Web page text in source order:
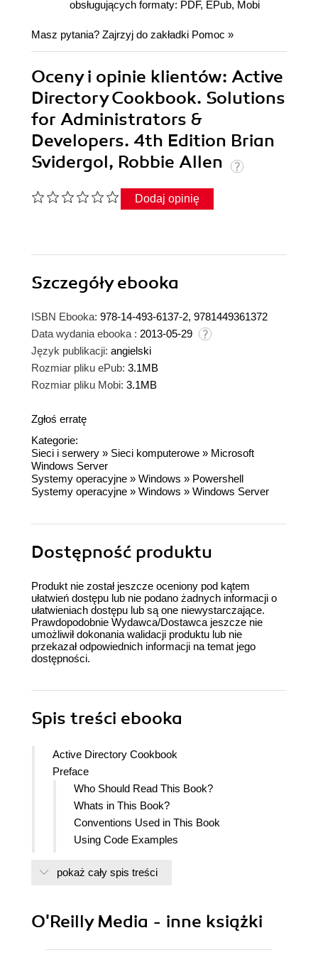
obsługujących formaty: PDF, EPub, Mobi
Masz pytania? Zajrzyj do zakładki Pomoc »
Oceny i opinie klientów: Active
Directory Cookbook. Solutions
for Administrators &
Developers. 4th Edition Brian
Svidergol, Robbie Allen
Dodaj opinię
Szczegółyebooka
ISBN Ebooka: 978-14-493-6137-2, 9781449361372
Data wydania ebooka : 2013-05-29
Język publikacji: angielski
Rozmiar pliku ePub: 3.1MB
Rozmiar pliku Mobi: 3.1MB
Zgłoś erratę
Kategorie:
Sieci i serwery » Sieci komputerowe » Microsoft
Windows Server
Systemy operacyjne » Windows » Powershell
Systemy operacyjne » Windows » Windows Server
Dostępność produktu
Produkt nie został jeszcze oceniony pod kątem
ułatwień dostępu lub nie podano żadnych informacji o
ułatwieniach dostępu lub są one niewystarczające.
Prawdopodobnie Wydawca/Dostawca jeszcze nie
umożliwił dokonania walidacji produktu lub nie
przekazał odpowiednich informacji na temat jego
dostępności.
Spis treści ebooka
Active Directory Cookbook
Preface
Who Should Read This Book?
Whats in This Book?
Conventions Used in This Book
Using Code Examples
How to Contact Us
Approach to the Book
pokaż cały spis treści
O'Reilly Media - inne książki